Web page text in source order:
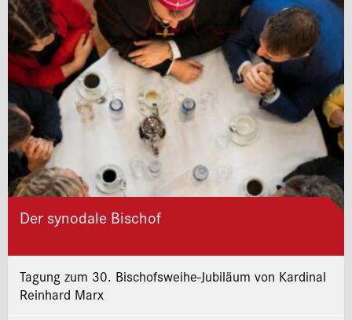
Der synodale Bischof
Tagung zum 30. Bischofsweihe-Jubiläum von Kardinal
Reinhard Marx